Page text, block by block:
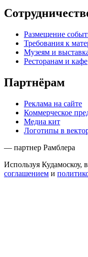
Размещение
Требования к
Музеям и
Ресторанам и кафе
Партнёрам
Реклама на сайте
Коммерческое
Медиа кит
Логотипы в
— партнер Рамблера
Используя Кудамоскоу,
соглашением и